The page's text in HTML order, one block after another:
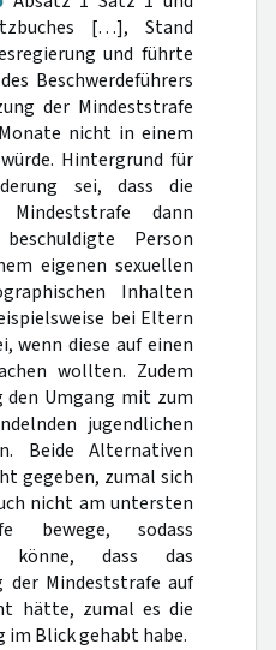
[…], Stand
und führte
Beschwerdeführers
der Mindeststrafe
nicht in einem
Hintergrund für
sei, dass die
dann
Person
eigenen sexuellen
Inhalten
bei Eltern
wenn diese auf einen
wollten. Zudem
den Umgang mit zum
jugendlichen
Beide Alternativen
gegeben, zumal sich
nicht am untersten
bewege, sodass
könne, dass das
der Mindeststrafe auf
hätte, zumal es die
im Blick gehabt habe.